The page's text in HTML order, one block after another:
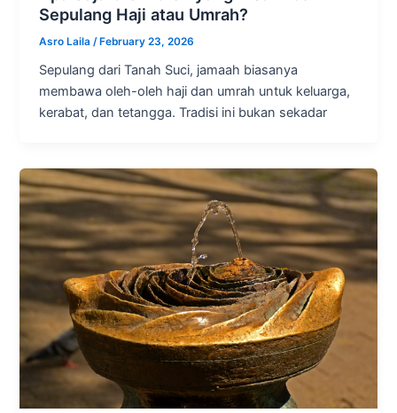
Sepulang Haji atau Umrah?
Asro Laila /February 23, 2026
Sepulang dari Tanah Suci, jamaah biasanya
membawa oleh-oleh haji dan umrah untuk keluarga,
kerabat, dan tetangga. Tradisi ini bukan sekadar